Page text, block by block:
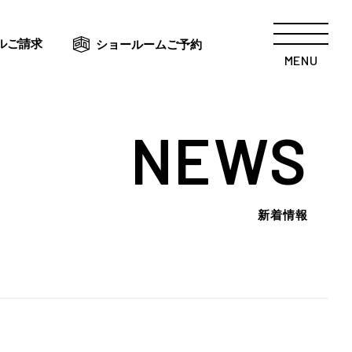
ご請求 ショールームご予約
MENU
NEWS
新着情報